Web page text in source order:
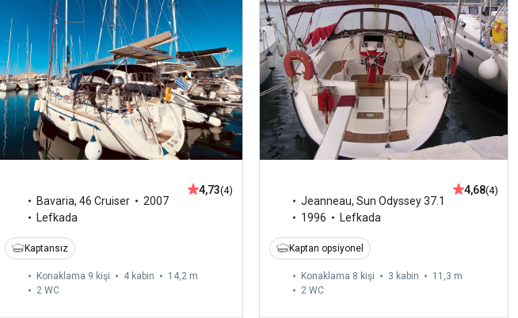
Bavaria, 46 Cruiser
2007
Lefkada
4,73(4)
Kaptansız
Konaklama 9 kişi 4 kabin
14,2 m
2 WC
Jeanneau,Sun Odyssey 37.1
1996
Lefkada
4,68(4)
Kaptan opsiyonel
Konaklama 8 kişi 3 kabin
11,3 m
2 WC